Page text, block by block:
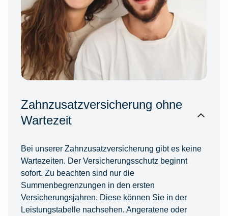
Zahnzusatzversicherung ohne
Wartezeit
Bei unserer Zahnzusatzversicherung gibt es keine
Wartezeiten. Der Versicherungsschutz beginnt
sofort. Zu beachten sind nur die
Summenbegrenzungen in den ersten
Versicherungsjahren. Diese können Sie in der
Leistungstabelle nachsehen. Angeratene oder